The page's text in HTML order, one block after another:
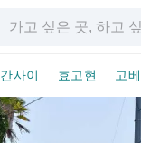
간사이 효고현 고베